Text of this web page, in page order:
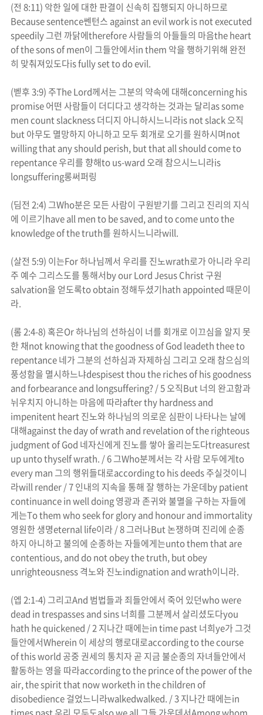
(전 8:11) 악한 일에 대한 판결이 신속히 집행되지 아니하므로
Because sentence쎈턴스 against an evil work is not executed
speedily그런 까닭에therefore사람들의 아들들의 마음the heart
of the sons of men이 그들안에서in them 악을 행하기위해 완전
히 맞춰져있도다is fully set to do evil.
(벧후3:9) 주The Lord께서는 그분의 약속에 대해concerning his
promise어떤 사람들이 더디다고 생각하는 것과는 달리as some
men count slackness더디지 아니하시느니라is not slack오직
but아무도 멸망하지 아니하고 모두 회개로 오기를 원하시며not
willing that any should perish, but that all should come to
repentance우리를 향해to us-ward오래 참으시느니라is
longsuffering롱써퍼링
(딤전 2:4) 그Who분은 모든 사람이 구원받기를 그리고 진리의 지식
에 이르기have all men to be saved, and to come unto the
knowledge of the truth를 원하시느니라will.
(살전 5:9) 이는For하나님께서 우리를 진노wrath로가 아니라 우리
주 예수 그리스도를 통해서by our Lord Jesus Christ구원
salvation을 얻도록to obtain 정해두셨기hath appointed 때문이
라.
(롬2:4-8) 혹은Or하나님의 선하심이 너를 회개로 이끄심을 알지 못
한 채not knowing that the goodness of God leadeth thee to
repentance네가 그분의 선하심과 자제하심 그리고 오래 참으심의
풍성함을 멸시하느냐despisest thou the riches of his goodness
and forbearance and longsuffering? / 5오직But너의 완고함과
뉘우치지 아니하는 마음에 따라after thy hardness and
impenitent heart진노와 하나님의 의로운 심판이 나타나는 날에
대해against the day ofwrath and revelation of the righteous
judgment of God 네자신에게 진노를 쌓아 올리는도다treasurest
up unto thyselfwrath. / 6그Who분께서는 각 사람 모두에게to
every man 그의 행위들대로according to his deeds주실것이니
라will render / 7인내의 지속을 통해 잘 행하는 가운데by patient
continuance in well doing영광과 존귀와 불멸을 구하는 자들에
게는To them who seek for glory and honour and immortality
영원한 생명eternal life이라/ 8그러나But논쟁하며 진리에 순종
하지 아니하고 불의에 순종하는 자들에게는unto them that are
contentious, and do not obey the truth, but obey
unrighteousness격노와진노indignation andwrath이니라.
(엡 2:1-4) 그리고And 범법들과 죄들안에서 죽어 있던who were
dead in trespasses and sins너희를 그분께서 살리셨도다you
hath he quickened / 2지나간 때에는in time past너희ye가 그것
들안에서Wherein 이 세상의 행로대로according to the course
of this world공중 권세의 통치자 곧 지금 불순종의 자녀들안에서
활동하는 영을 따라according to the prince of the power of the
air, the spirit that now worketh in the children of
disobedience걸었느니라walkedwalked. / 3지나간 때에는in